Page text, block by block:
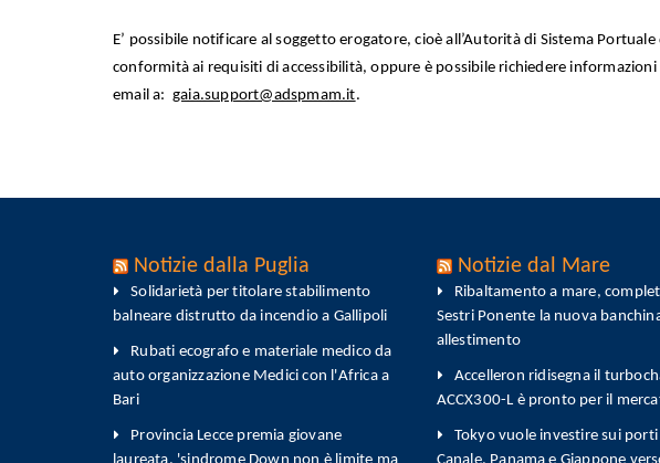
E’ possibile notificare al soggetto erogatore, cioè all’Autorità di Sistema
conformità ai requisiti di accessibilità, oppure è possibile richiedere
email a:gaia.support@adspmam.it.
Notizie dalla Puglia
Solidarietà per titolare stabilimento
balneare distrutto da incendio a Gallipoli
Rubati ecografo e materiale medico da
auto organizzazione Medici con l'Africa a
Bari
Provincia Lecce premia giovane
Notizie dal Mare
Ribaltamento a mare,
Sestri Ponente la nuova
allestimento
Accelleron ridisegna il
ACCX300-L è pronto per il
Tokyo vuole investire sui porti